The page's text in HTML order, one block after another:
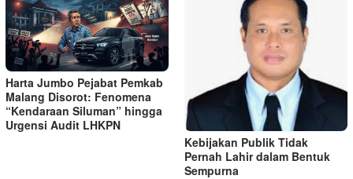
Harta Jumbo Pejabat Pemkab
Malang Disorot: Fenomena
“Kendaraan Siluman” hingga
Urgensi Audit LHKPN
Kebijakan Publik Tidak
Pernah Lahir dalam Bentuk
Sempurna